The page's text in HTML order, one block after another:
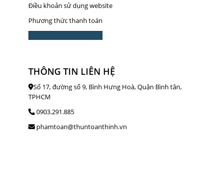
Điều khoản sử dụng website
Phương thức thanh toán
THÔNG TIN LIÊN HỆ
Số 17, đường số 9, Bình Hưng Hoà, Quận Bình tân,
TPHCM
0903.291.885
phamtoan@thuntoanthinh.vn